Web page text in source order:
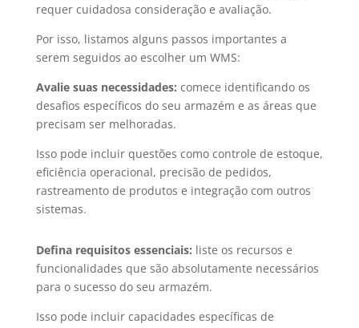
requer cuidadosa consideração e avaliação.
Por isso, listamos alguns passos importantes a
serem seguidos ao escolher um WMS:
Avalie suas necessidades: comece identificando os
desafios específicos do seu armazém e as áreas que
precisam ser melhoradas.
Isso pode incluir questões como controle de estoque,
eficiência operacional, precisão de pedidos,
rastreamento de produtos e integração com outros
sistemas.
Defina requisitos essenciais: liste os recursos e
funcionalidades que são absolutamente necessários
para o sucesso do seu armazém.
Isso pode incluir capacidades específicas de